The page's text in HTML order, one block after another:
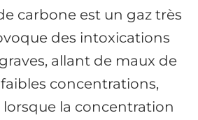
carbone est un gaz très
des intoxications
allant de maux de
concentrations,
lorsque la concentration